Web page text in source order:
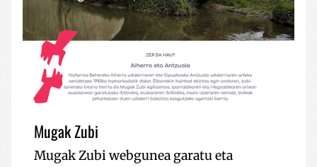
Mugak Zubi
Mugak Zubi webgunea garatu eta